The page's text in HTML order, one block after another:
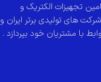
تجهیزات الکتریک و
های تولیدی برتر ایران و
با مشتریان خود بپردازد .